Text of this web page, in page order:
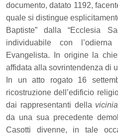
documento, datato 1192,
quale si distingue
Baptiste” dalla “Ecclesia
individuabile con
Evangelista. In origine la
affidata alla sovrintendenza di
In un atto rogato 16
ricostruzione dell’edificio
dai rappresentanti della vicinia
da una sua precedente
Casotti divenne, in tale